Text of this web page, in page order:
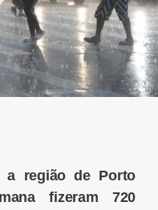
a região de Porto
fizeram 720